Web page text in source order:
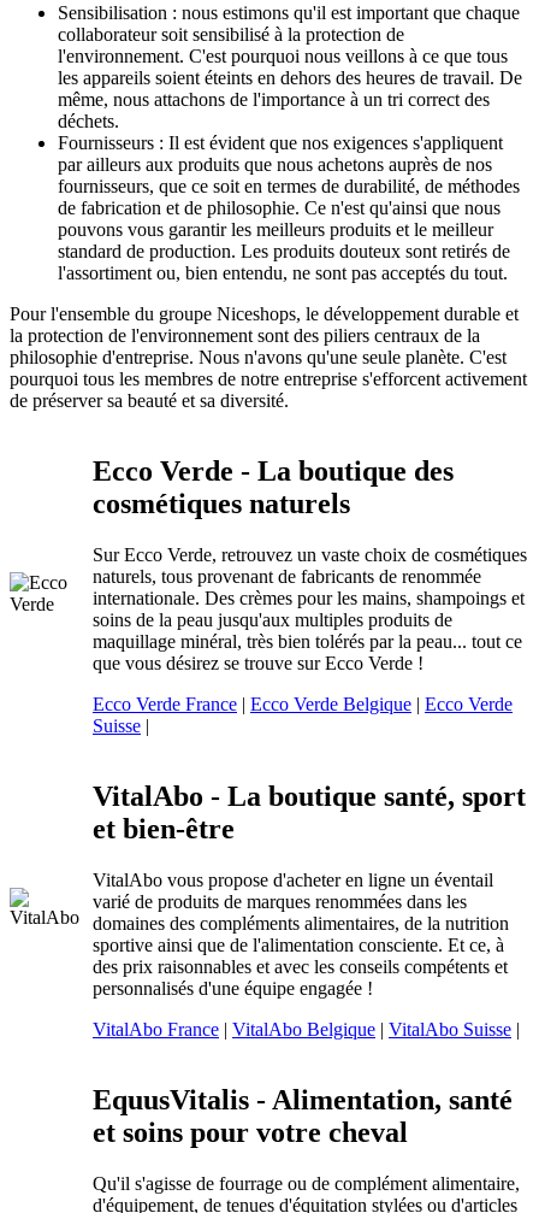
Sensibilisation : nous estimons qu'il est important que chaque
collaborateur soit sensibilisé à la protection de
l'environnement. C'est pourquoi nous veillons à ce que tous
les appareils soient éteints en dehors des heures de travail. De
même, nous attachons de l'importance à un tri correct des
déchets.
Fournisseurs : Il est évident que nos exigences s'appliquent
par ailleurs aux produits que nous achetons auprès de nos
fournisseurs, que ce soit en termes de durabilité, de méthodes
de fabrication et de philosophie. Ce n'est qu'ainsi que nous
pouvons vous garantir les meilleurs produits et le meilleur
standard de production. Les produits douteux sont retirés de
l'assortiment ou, bien entendu, ne sont pas acceptés du tout.
Pour l'ensemble du groupe Niceshops, le développement durable et
la protection de l'environnement sont des piliers centraux de la
philosophie d'entreprise. Nous n'avons qu'une seule planète. C'est
pourquoi tous les membres de notre entreprise s'efforcent activement
de préserver sa beauté et sa diversité.
Ecco Verde - La boutique des
cosmétiques naturels
Sur Ecco Verde, retrouvez un vaste choix de cosmétiques
naturels, tous provenant de fabricants de renommée
internationale. Des crèmes pour les mains, shampoings et
soins de la peau jusqu'aux multiples produits de
maquillage minéral, très bien tolérés par la peau... tout ce
que vous désirez se trouve sur Ecco Verde !
Ecco Verde France | Ecco Verde Belgique | Ecco Verde
Suisse |
VitalAbo - La boutique santé, sport
et bien-être
VitalAbo vous propose d'acheter en ligne un éventail
varié de produits de marques renommées dans les
domaines des compléments alimentaires, de la nutrition
sportive ainsi que de l'alimentation consciente. Et ce, à
des prix raisonnables et avec les conseils compétents et
personnalisés d'une équipe engagée !
VitalAbo France | VitalAbo Belgique | VitalAbo Suisse |
EquusVitalis - Alimentation, santé
et soins pour votre cheval
Qu'il s'agisse de fourrage ou de complément alimentaire,
d'équipement, de tenues d'équitation stylées ou d'articles